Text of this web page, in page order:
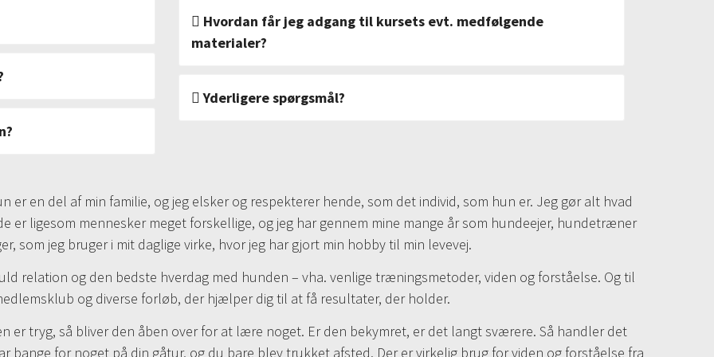
når de går til hundetræning.
gåture, kan det formodentlig stadig være
vil frem til. I denne videolektion lærer du din hund at
stor frihed til både hund og ejer. Men selvom det
noget af gåturen, så er det stadig vigtigt at du kan
din hund til at komme når du fløjter. Øvelsen hedder
køber adgang og
selvfølgelig, at det koster en del mindre end et fysisk kursus, men
også at du kan se videoerne flere gange, og præcis når det passer dig.
Hvordan får jeg adgang til kursets evt. medfølgende
materialer?
brugerprofil her på WeTeach.dk.
Yderligere spørgsmål?
er en del af min familie, og jeg elsker og respekterer hende, som det individ, som hun er. Jeg gør alt hvad
er ligesom mennesker meget forskellige, og jeg har gennem mine mange år som hundeejer, hundetræner
som jeg bruger i mit daglige virke, hvor jeg har gjort min hobby til min levevej.
relation og den bedste hverdag med hunden – vha. venlige træningsmetoder, viden og forståelse. Og til
og diverse forløb, der hjælper dig til at få resultater, der holder.
er tryg, så bliver den åben over for at lære noget. Er den bekymret, er det langt sværere. Så handler det
bange for noget på din gåtur, og du bare blev trukket afsted. Der er virkelig brug for viden og forståelse fra